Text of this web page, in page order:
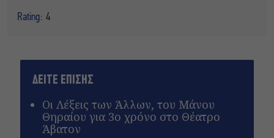
Rating: 4
ΔΕΙΤΕ ΕΠΙΣΗΣ
Οι Λέξεις των Άλλων, του Μάνου
Θηραίου για 3ο χρόνο στο Θέατρο
Άβατον